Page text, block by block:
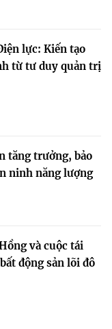
lực: Kiến tạo
từ tư duy quản trị
tăng trưởng, bảo
ninh năng lượng
và cuộc tái
động sản lõi đô